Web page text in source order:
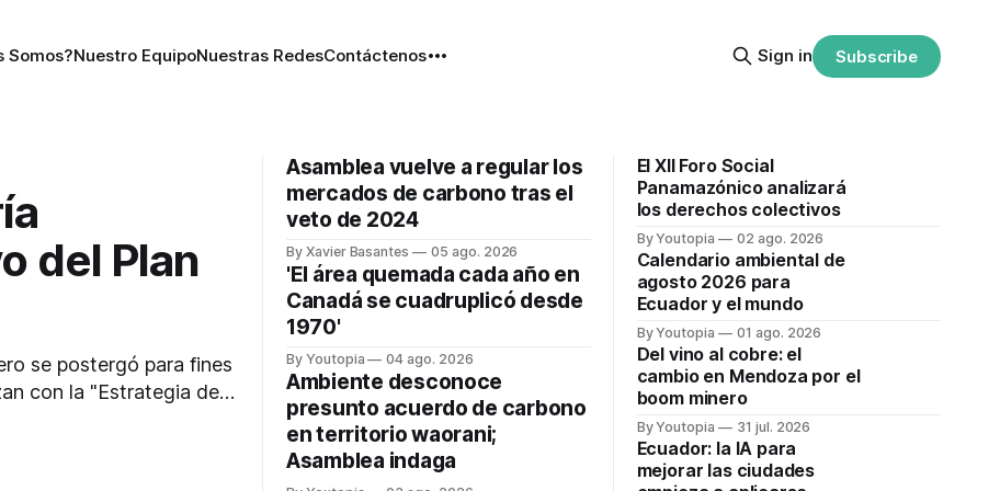
Somos?Nuestro EquipoNuestras RedesContáctenos Sign in Subscribe
del Plan
se postergó para fines
con la "Estrategia de
Asamblea vuelve a regular los
mercados de carbono tras el
veto de 2024
By Xavier Basantes 05 ago. 2026
'El área quemada cada año en
Canadá se cuadruplicó desde
1970'
By Youtopia 04 ago. 2026
Ambiente desconoce
presunto acuerdo de carbono
en territorio waorani;
Asamblea indaga
El XII Foro Social
Panamazónico analizará
los derechos colectivos
By Youtopia 02 ago. 2026
Calendario ambiental de
agosto 2026 para
Ecuador y el mundo
By Youtopia 01 ago. 2026
Del vino al cobre: el
cambio en Mendoza por el
boom minero
By Youtopia 31 jul. 2026
Ecuador: la IA para
mejorar las ciudades